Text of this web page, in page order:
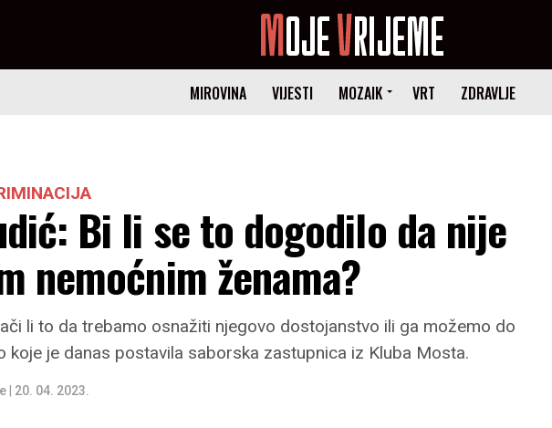
MIROVINA VIJESTI MOZAIK VRT ZDRAVLJE
Bi li se to dogodilo da nije
nemoćnim ženama?
li to da trebamo osnažiti njegovo dostojanstvo ili ga možemo do
koje je danas postavila saborska zastupnica iz Kluba Mosta.
20. 04. 2023.